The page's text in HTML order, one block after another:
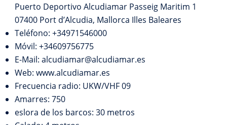
Puerto Deportivo Alcudiamar Passeig Maritim 1
07400 Port d’Alcudia, Mallorca Illes Baleares
Teléfono: +34971546000
Móvil: +34609756775
E-Mail: alcudiamar@alcudiamar.es
Web: www.alcudiamar.es
Frecuencia radio: UKW/VHF 09
Amarres: 750
eslora de los barcos: 30 metros